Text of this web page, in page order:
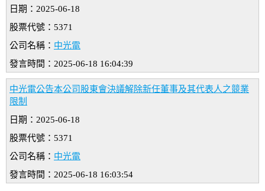
日期：2025-06-18
股票代號：5371
公司名稱： 中光電
發言時間：2025-06-18 16:04:39
中光電公告本公司股東會決議解除新任董事及其代表人之競業
限制
日期：2025-06-18
股票代號：5371
公司名稱： 中光電
發言時間：2025-06-18 16:03:54